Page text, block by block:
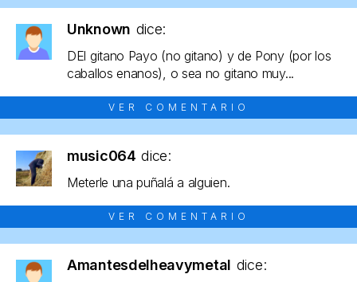
Unknown dice:
DEl gitano Payo (no gitano) y de Pony (por los
caballos enanos), o sea no gitano muy...
VER COMENTARIO
music064 dice:
Meterle una puñalá a alguien.
VER COMENTARIO
Amantesdelheavymetal dice: